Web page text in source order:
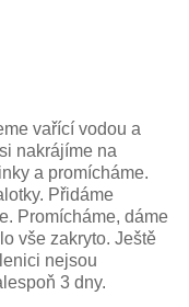
vařící vodou a
nakrájíme na
Přidáme
Promícháme, dáme
vše zakryto. Ještě
nejsou
3 dny.